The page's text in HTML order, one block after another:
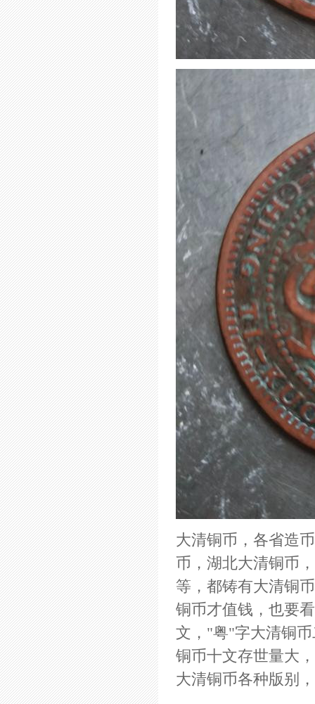
大清铜币，各省造
币，湖北大清铜币
等，都铸有大清铜
铜币才值钱，也要
文，"粤"字大清铜
铜币十文存世量大
大清铜币各种版别